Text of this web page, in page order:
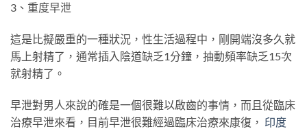
3、重度早泄
這是比擬嚴重的一種狀況，性生活過程中，剛開端沒多久就
馬上射精了，通常插入陰道缺乏1分鐘，抽動頻率缺乏15次
就射精了。
早泄對男人來說的確是一個很難以啟齒的事情，而且從臨床
治療早泄來看，目前早泄很難經過臨床治療來康復， 印度